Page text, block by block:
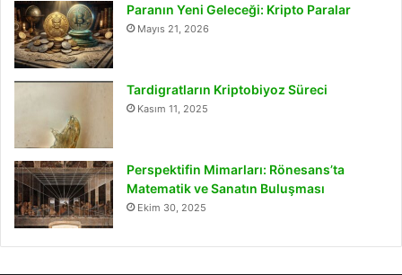
Paranın Yeni Geleceği: Kripto Paralar
Mayıs 21, 2026
Tardigratların Kriptobiyoz Süreci
Kasım 11, 2025
Perspektifin Mimarları: Rönesans’ta
Matematik ve Sanatın Buluşması
Ekim 30, 2025